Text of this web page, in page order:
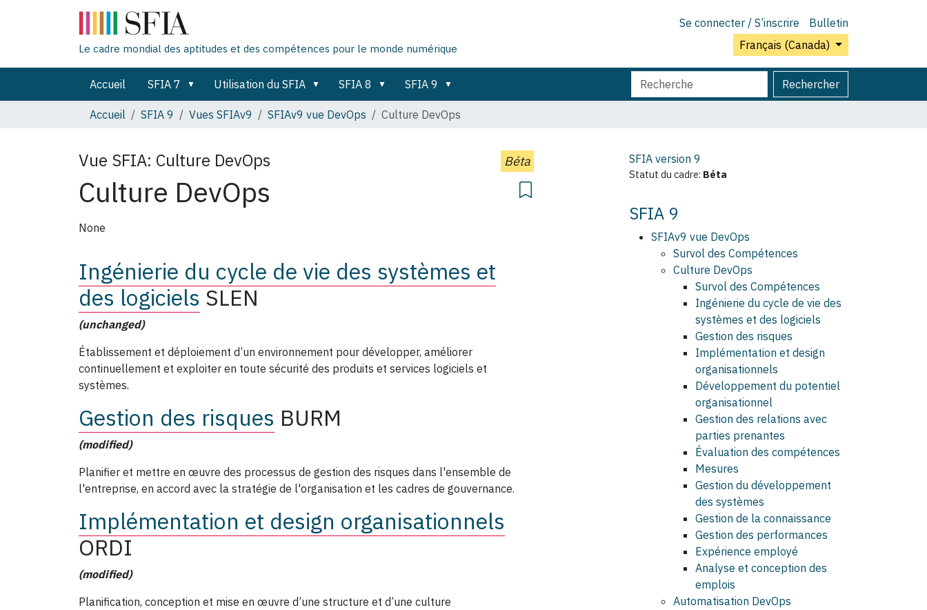
Se connecter / S’inscrire
Bulletin
Français (Canada)
Le cadre mondial des aptitudes et des compétences pour le monde numérique
Accueil SFIA 7 Utilisation du SFIA SFIA 8 SFIA 9
Chercher
par
Rechercher
Recherche
avancée…
Accueil
SFIA 9 Vues SFIAv9 SFIAv9 vue DevOps Culture DevOps
Vue SFIA: Culture DevOps Béta
Culture DevOps
None
Ingénierie du cycle de vie des systèmes et
des logiciels SLEN
(unchanged)
Établissement et déploiement d’un environnement pour développer, améliorer
continuellement et exploiter en toute sécurité des produits et services logiciels et
systèmes.
Gestion des risques BURM
(modified)
Planifier et mettre en œuvre des processus de gestion des risques dans l'ensemble de
l'entreprise, en accord avec la stratégie de l'organisation et les cadres de gouvernance.
Implémentation et design organisationnels
ORDI
(modified)
Planification, conception et mise en œuvre d’une structure et d’une culture
SFIA version 9
Statut du cadre: Béta
SFIA 9
SFIAv9 vue DevOps
Survol des Compétences
Culture DevOps
Survol des Compétences
Ingénierie du cycle de vie des
systèmes et des logiciels
Gestion des risques
Implémentation et design
organisationnels
Développement du potentiel
organisationnel
Gestion des relations avec
parties prenantes
Évaluation des compétences
Mesures
Gestion du développement
des systèmes
Gestion de la connaissance
Gestion des performances
Expérience employé
Analyse et conception des
emplois
Automatisation DevOps